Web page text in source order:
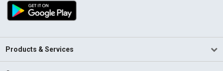
Products & Services